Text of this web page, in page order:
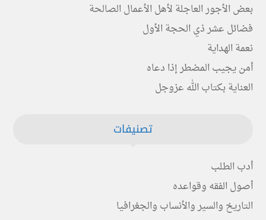
بعض الأجور العاجلة لأهل الأعمال الصالحة
فضائل عشر ذي الحجة الأول
نعمة الهداية
أمن يجيب المضطر إذا دعاه
العناية بكتاب الله عزوجل
تصنيفات
أدب الطلب
أصول الفقه وقواعده
التاريخ والسير والأنساب والجغرافيا